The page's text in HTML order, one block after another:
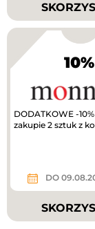
10%
DODATKOWE -
zakupie 2 sztuk z
DO